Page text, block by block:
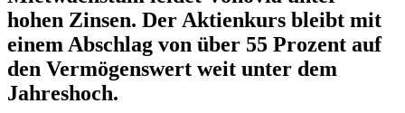
hohen Zinsen. Der Aktienkurs bleibt mit
einem Abschlag von über 55 Prozent auf
den Vermögenswert weit unter dem
Jahreshoch.